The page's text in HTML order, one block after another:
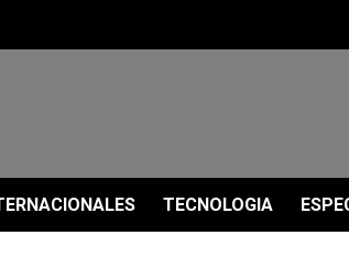
TECNOLOGIA